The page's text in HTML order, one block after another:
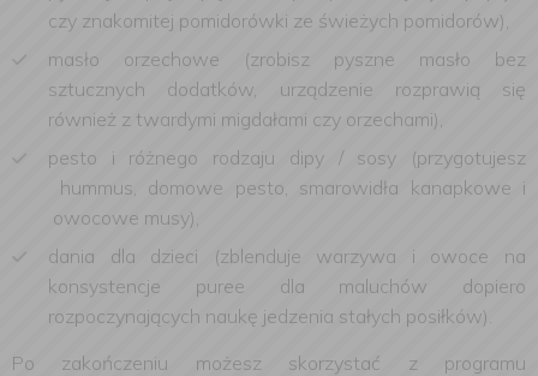
czy znakomitej pomidorówki ze świeżych pomidorów),
masło orzechowe (zrobisz pyszne masło bez
sztucznych dodatków, urządzenie rozprawią się
również z twardymi migdałami czy orzechami),
pesto i różnego rodzaju dipy / sosy (przygotujesz
hummus, domowe pesto, smarowidła kanapkowe i
owocowe musy),
dania dla dzieci (zblenduje warzywa i owoce na
konsystencje puree dla maluchów dopiero
rozpoczynających naukę jedzenia stałych posiłków).
Po zakończeniu możesz skorzystać z programu